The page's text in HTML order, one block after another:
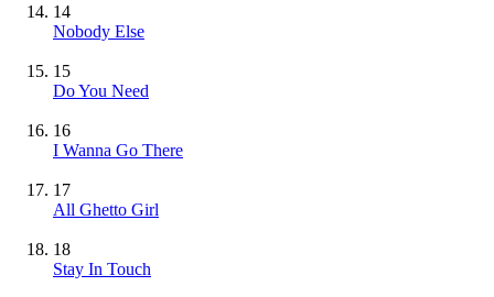
14
Nobody Else
15
Do You Need
16
I Wanna Go There
17
All Ghetto Girl
18
Stay In Touch